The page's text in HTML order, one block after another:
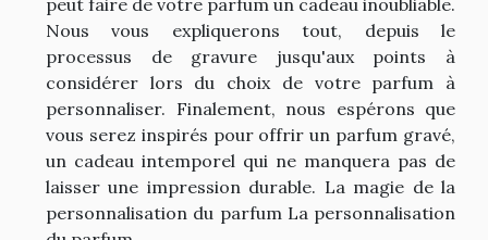
peut faire de votre parfum un cadeau inoubliable.
Nous vous expliquerons tout, depuis le
processus de gravure jusqu'aux points à
considérer lors du choix de votre parfum à
personnaliser. Finalement, nous espérons que
vous serez inspirés pour offrir un parfum gravé,
un cadeau intemporel qui ne manquera pas de
laisser une impression durable. La magie de la
personnalisation du parfum La personnalisation